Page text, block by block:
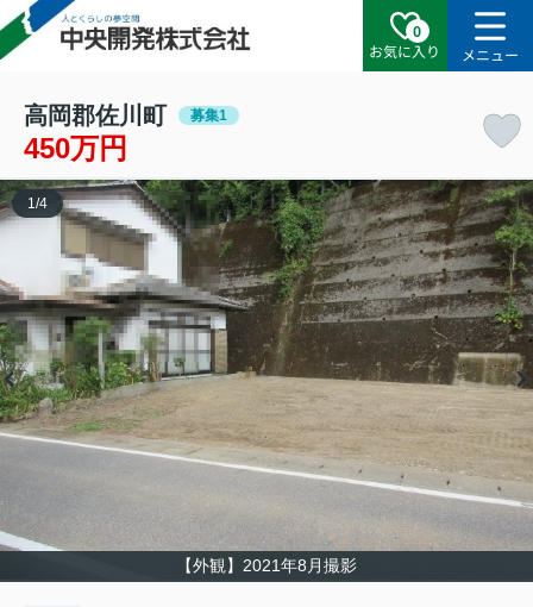
0
お気に入り
メニュー
高岡郡佐川町 募集1
450万円
【外観】2021年8月撮影
1 /4